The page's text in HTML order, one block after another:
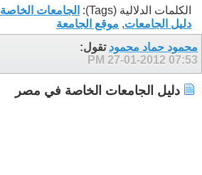
الكلمات الدلالية (Tags): الجامعات الخاصة
دليل الجامعات, موقع الجامعة
محمود حماد محمود تقول:
27-01-2012 07:53 PM
دليل الجامعات الخاصة في مصر